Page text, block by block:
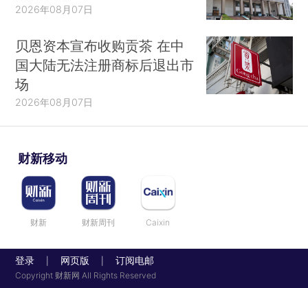
2026年08月07日
贝恩资本宣布收购贡茶 在中
国大陆无法注册商标后退出市
场
2026年08月07日
财新移动
财新 财新周刊 Caixin
登录 网页版 订阅电邮
Copyright 财新网 All Rights Reserved